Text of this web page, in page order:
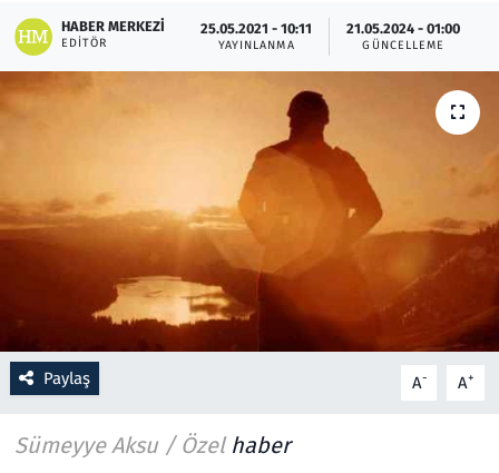
HABER MERKEZI
EDITÖR
25.05.2021 - 10:11
YAYINLANMA
21.05.2024 - 01:00
GÜNCELLEME
Paylaş A- A+
Sümeyye Aksu / Özel haber
Otomobil
Oyun
Resmi İlanlar
Rüya Tabirleri
Sağlık
Savunma Sanayi